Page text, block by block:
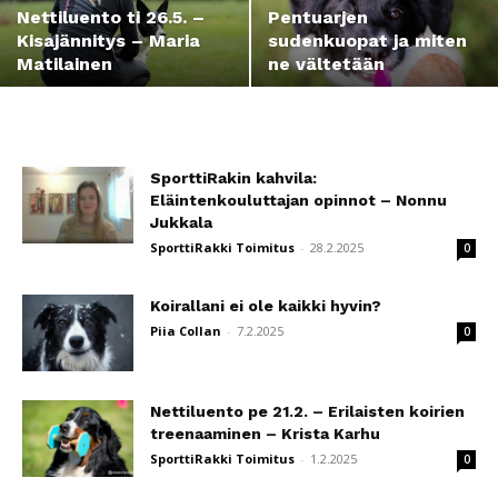
Nettiluento ti 26.5. –
Kisajännitys – Maria
Matilainen
Pentuarjen
sudenkuopat ja miten
ne vältetään
SporttiRakin kahvila:
Eläintenkouluttajan opinnot – Nonnu
Jukkala
SporttiRakki Toimitus - 28.2.2025 0
Koirallani ei ole kaikki hyvin?
Piia Collan - 7.2.2025 0
Nettiluento pe 21.2. – Erilaisten koirien
treenaaminen – Krista Karhu
SporttiRakki Toimitus - 1.2.2025 0